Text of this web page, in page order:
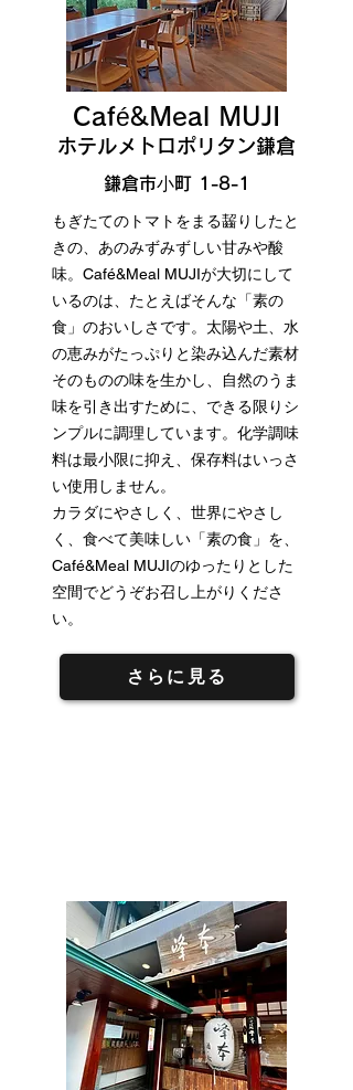
Café&Meal MUJI
ホテルメトロポリタン鎌倉
鎌倉市⼩町 1-8-1
もぎたてのトマトをまる齧りしたと
きの、あのみずみずしい甘みや酸
味。Café&Meal MUJIが大切にして
いるのは、たとえばそんな「素の
食」のおいしさです。太陽や土、水
の恵みがたっぷりと染み込んだ素材
そのものの味を生かし、自然のうま
味を引き出すために、できる限りシ
ンプルに調理しています。化学調味
料は最小限に抑え、保存料はいっさ
い使用しません。
カラダにやさしく、世界にやさし
く、食べて美味しい「素の食」を、
Café&Meal MUJIのゆったりとした
空間でどうぞお召し上がりくださ
い。
さらに見る